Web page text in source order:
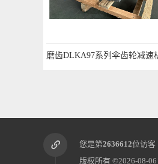
磨齿DLKA97系列伞齿轮减速机 现货加工
您是第2636612位访客
版权所有 ©2026-08-06